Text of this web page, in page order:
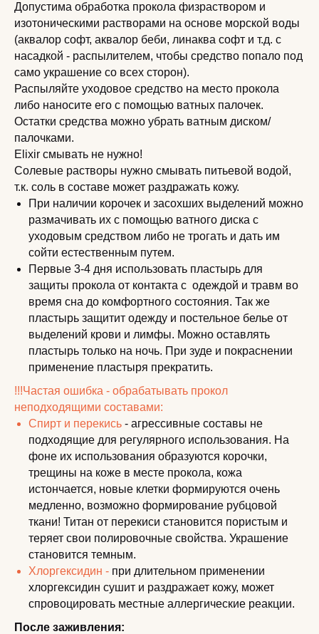
Допустима обработка прокола физраствором и
изотоническими растворами на основе морской воды
(аквалор софт, аквалор беби, линаква софт и т.д. с
насадкой - распылителем, чтобы средство попало под
само украшение со всех сторон).
Распыляйте уходовое средство на место прокола
либо наносите его с помощью ватных палочек.
Остатки средства можно убрать ватным диском/
палочками.
Elixir смывать не нужно!
Солевые растворы нужно смывать питьевой водой,
т.к. соль в составе может раздражать кожу.
При наличии корочек и засохших выделений можно
размачивать их с помощью ватного диска с
уходовым средством либо не трогать и дать им
сойти естественным путем.
Первые 3-4 дня использовать пластырь для
защиты прокола от контакта с одеждой и травм во
время сна до комфортного состояния. Так же
пластырь защитит одежду и постельное белье от
выделений крови и лимфы. Можно оставлять
пластырь только на ночь. При зуде и покраснении
применение пластыря прекратить.
!!!Частая ошибка - обрабатывать прокол
неподходящими составами:
Спирт и перекись - агрессивные составы не
подходящие для регулярного использования. На
фоне их использования образуются корочки,
трещины на коже в месте прокола, кожа
истончается, новые клетки формируются очень
медленно, возможно формирование рубцовой
ткани! Титан от перекиси становится пористым и
теряет свои полировочные свойства. Украшение
становится темным.
Хлоргексидин - при длительном применении
хлоргексидин сушит и раздражает кожу, может
спровоцировать местные аллергические реакции.
После заживления: